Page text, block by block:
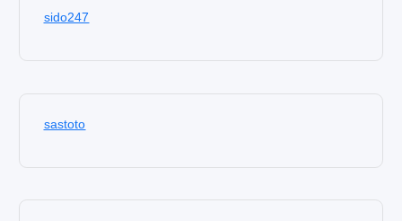
sido247
sastoto